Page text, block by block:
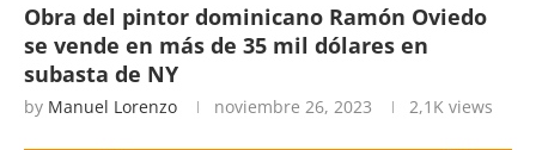
Obra del pintor dominicano Ramón Oviedo
se vende en más de 35 mil dólares en
subasta de NY
by Manuel Lorenzo noviembre 26, 2023 2,1K views